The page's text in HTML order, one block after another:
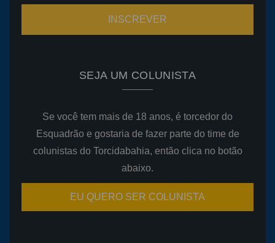
SEJA UM COLUNISTA
Se você tem mais de 18 anos, é torcedor do
Esquadrão e gostaria de fazer parte do time de
colunistas do Torcidabahia, então clica no botão
abaixo.
EU QUERO SER COLUNISTA